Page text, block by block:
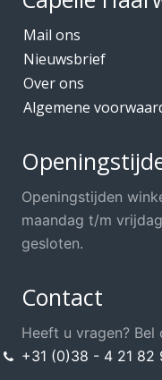
Mail ons
Nieuwsbrief
Over ons
Algemene
Openingstijden
maandag t/m
gesloten.
Contact
Heeft u vragen? Bel
+31 (0)38 - 4 21 82